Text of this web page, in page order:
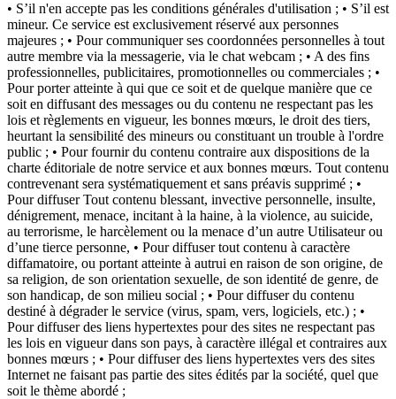
• S’il n'en accepte pas les conditions générales d'utilisation ; • S’il est
mineur. Ce service est exclusivement réservé aux personnes
majeures ; • Pour communiquer ses coordonnées personnelles à tout
autre membre via la messagerie, via le chat webcam ; • A des fins
professionnelles, publicitaires, promotionnelles ou commerciales ; •
Pour porter atteinte à qui que ce soit et de quelque manière que ce
soit en diffusant des messages ou du contenu ne respectant pas les
lois et règlements en vigueur, les bonnes mœurs, le droit des tiers,
heurtant la sensibilité des mineurs ou constituant un trouble à l'ordre
public ; • Pour fournir du contenu contraire aux dispositions de la
charte éditoriale de notre service et aux bonnes mœurs. Tout contenu
contrevenant sera systématiquement et sans préavis supprimé ; •
Pour diffuser Tout contenu blessant, invective personnelle, insulte,
dénigrement, menace, incitant à la haine, à la violence, au suicide,
au terrorisme, le harcèlement ou la menace d’un autre Utilisateur ou
d’une tierce personne, • Pour diffuser tout contenu à caractère
diffamatoire, ou portant atteinte à autrui en raison de son origine, de
sa religion, de son orientation sexuelle, de son identité de genre, de
son handicap, de son milieu social ; • Pour diffuser du contenu
destiné à dégrader le service (virus, spam, vers, logiciels, etc.) ; •
Pour diffuser des liens hypertextes pour des sites ne respectant pas
les lois en vigueur dans son pays, à caractère illégal et contraires aux
bonnes mœurs ; • Pour diffuser des liens hypertextes vers des sites
Internet ne faisant pas partie des sites édités par la société, quel que
soit le thème abordé ;